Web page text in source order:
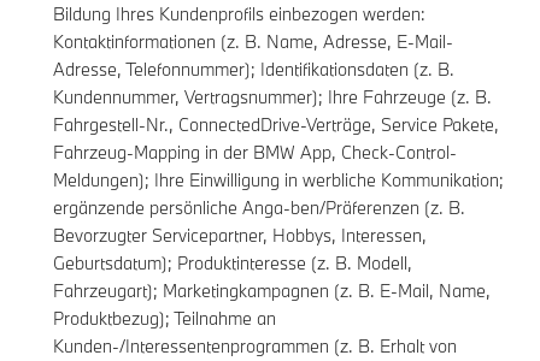
Bildung Ihres Kundenprofils einbezogen werden:
Kontaktinformationen (z. B. Name, Adresse, E-Mail-
Adresse, Telefonnummer); Identifikationsdaten (z. B.
Kundennummer, Vertragsnummer); Ihre Fahrzeuge (z. B.
Fahrgestell-Nr., ConnectedDrive-Verträge, Service Pakete,
Fahrzeug-Mapping in der BMW App, Check-Control-
Meldungen); Ihre Einwilligung in werbliche Kommunikation;
ergänzende persönliche Anga-ben/Präferenzen (z. B.
Bevorzugter Servicepartner, Hobbys, Interessen,
Geburtsdatum); Produktinteresse (z. B. Modell,
Fahrzeugart); Marketingkampagnen (z. B. E-Mail, Name,
Produktbezug); Teilnahme an
Kunden-/Interessentenprogrammen (z. B. Erhalt von